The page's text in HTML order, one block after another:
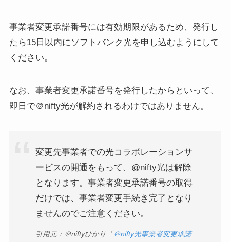
事業者変更承諾番号には有効期限があるため、発行し
たら15日以内にソフトバンク光を申し込むようにして
ください。
なお、事業者変更承諾番号を発行したからといって、
即日で＠nifty光が解約されるわけではありません。
変更先事業者での光コラボレーションサ
ービスの開通をもって、@nifty光は解除
となります。事業者変更承諾番号の取得
だけでは、事業者変更手続き完了となり
ませんのでご注意ください。
引用元：＠niftyひかり「 ＠nifty光事業者変更承諾